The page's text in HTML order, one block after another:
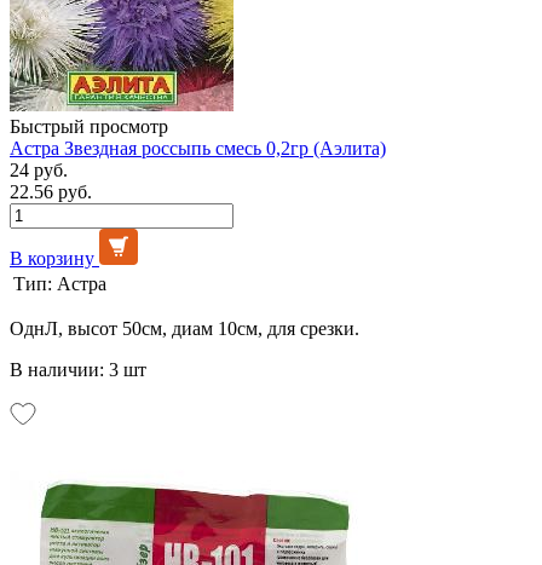
Быстрый просмотр
Астра Звездная россыпь смесь 0,2гр (Аэлита)
24 руб.
22.56 руб.
В корзину
Тип: Астра
ОднЛ, высот 50см, диам 10см, для срезки.
В наличии: 3 шт